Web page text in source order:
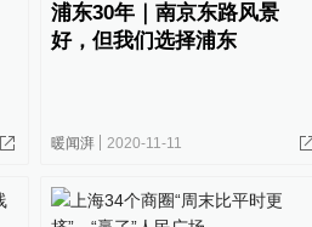
浦东30年｜南京东路风景
好，但我们选择浦东
暖闻湃 2020-11-11